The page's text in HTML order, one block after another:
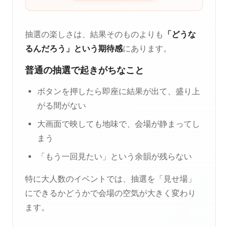
抽選の楽しさは、結果そのものよりも 「どうな
るんだろう」という期待感にあります。
普通の抽選で起きがちなこと
ボタンを押したら即座に結果が出て、盛り上
がる間がない
大画面で映しても地味で、会場が静まってし
まう
「もう一回見たい」という余韻が残らない
特に大人数のイベントでは、抽選を「見せ場」
にできるかどうかで会場の空気が大きく変わり
ます。